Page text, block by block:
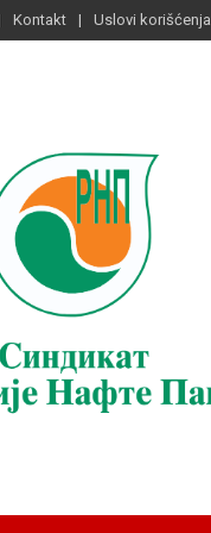
Kontakt Uslovi korišćenja